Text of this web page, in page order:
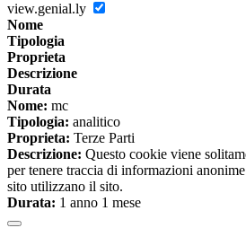
view.genial.ly
Nome
Tipologia
Proprieta
Descrizione
Durata
Nome: mc
Tipologia: analitico
Proprieta: Terze Parti
Descrizione: Questo cookie viene
per tenere traccia di informazioni
sito utilizzano il sito.
Durata: 1 anno 1 mese